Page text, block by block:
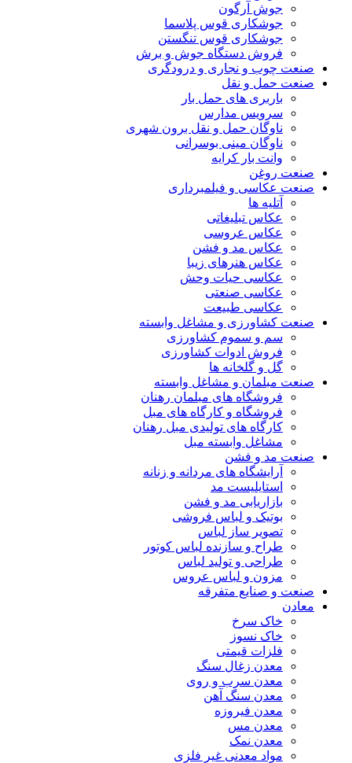
جوش آرگون
جوشکاری قوس پلاسما
جوشکاری قوس تنگستن
فروش دستگاه جوش و برش
صنعت چوب و نجاری و درودگری
صنعت حمل و نقل
باربری های حمل بار
سرویس مدارس
ناوگان حمل و نقل برون شهری
ناوگان مینی بوسرانی
وانت بار کرایه
صنعت روغن
صنعت عکاسی و فیلمبرداری
آتلیه ها
عکاس تبلیغاتی
عکاس عروسی
عکاس مد و فشن
عکاس هنرهای زیبا
عکاسی حیات وحش
عکاسی صنعتی
عکاسی طبیعت
صنعت کشاورزی و مشاغل وابسته
سم و سموم کشاورزی
فروش ادوات کشاورزی
گل و گلخانه ها
صنعت مبلمان و مشاغل وابسته
فروشگاه های مبلمان رهنان
فروشگاه و کارگاه های مبل
کارگاه های تولیدی مبل رهنان
مشاغل وابسته مبل
صنعت مد و فشن
آرایشگاه های مردانه و زنانه
استایلیست مد
بازاریابی مد و فشن
بوتیک و لباس فروشی
تصویر ساز لباس
طراح و سازنده لباس کوتور
طراحی و تولید لباس
مزون و لباس عروس
صنعت و صنایع متفرقه
معادن
خاک سرخ
خاک نسوز
فلزات قیمتی
معدن زغال سنگ
معدن سرب و روی
معدن سنگ آهن
معدن فیروزه
معدن مس
معدن نمک
مواد معدنی غیر فلزی